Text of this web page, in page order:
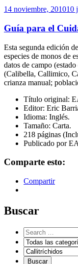
14 noviembre, 201010
Guía para el
Esta segunda edición
especies de monos de
datos de campo
(Calibella, Callimico,
crianza manual;
Título original:
Editor: Eric
Idioma: Inglés.
Tamaño: Carta.
218 páginas
Publicado por
Comparte esto:
Compartir
Buscar